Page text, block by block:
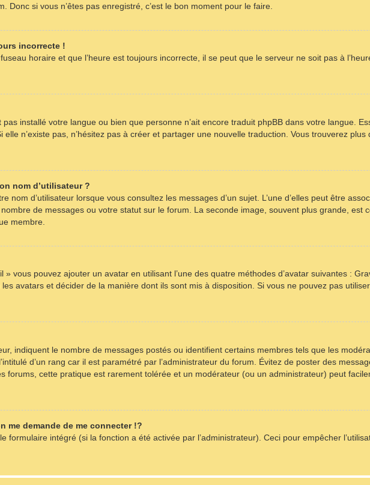
Donc si vous n’êtes pas enregistré, c’est le bon moment pour le faire.
incorrecte !
horaire et que l’heure est toujours incorrecte, il se peut que le serveur ne soit pas à
pas installé votre langue ou bien que personne n’ait encore traduit phpBB dans votre langue.
n’existe pas, n’hésitez pas à créer et partager une nouvelle traduction. Vous trouverez plus
nom d’utilisateur ?
nom d’utilisateur lorsque vous consultez les messages d’un sujet. L’une d’elles peut être
de messages ou votre statut sur le forum. La seconde image, souvent plus grande, est
membre.
» vous pouvez ajouter un avatar en utilisant l’une des quatre méthodes d’avatar suivantes :
avatars et décider de la manière dont ils sont mis à disposition. Si vous ne pouvez pas
indiquent le nombre de messages postés ou identifient certains membres tels que les
d’un rang car il est paramétré par l’administrateur du forum. Évitez de poster des
forums, cette pratique est rarement tolérée et un modérateur (ou un administrateur) peut
me demande de me connecter !?
formulaire intégré (si la fonction a été activée par l’administrateur). Ceci pour empêcher